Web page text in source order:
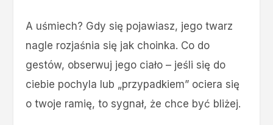
A uśmiech? Gdy się pojawiasz, jego twarz
nagle rozjaśnia się jak choinka. Co do
gestów, obserwuj jego ciało – jeśli się do
ciebie pochyla lub „przypadkiem” ociera się
o twoje ramię, to sygnał, że chce być bliżej.